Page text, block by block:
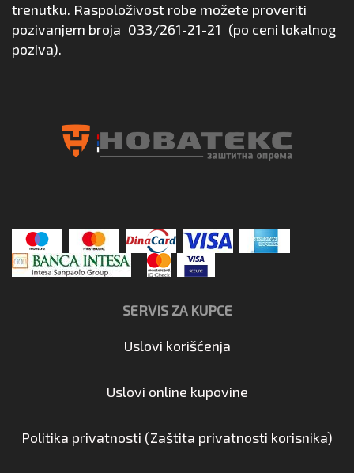
trenutku. Raspoloživost robe možete proveriti
pozivanjem broja 033/261-21-21 (po ceni lokalnog
poziva).
SERVIS ZA KUPCE
Uslovi korišćenja
Uslovi online kupovine
Politika privatnosti (Zaštita privatnosti korisnika)